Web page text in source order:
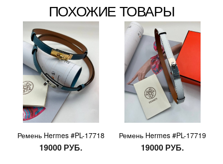
ПОХОЖИЕ ТОВАРЫ
Ремень Hermes #PL-17718
19000 РУБ.
Ремень Hermes #PL-17719
19000 РУБ.